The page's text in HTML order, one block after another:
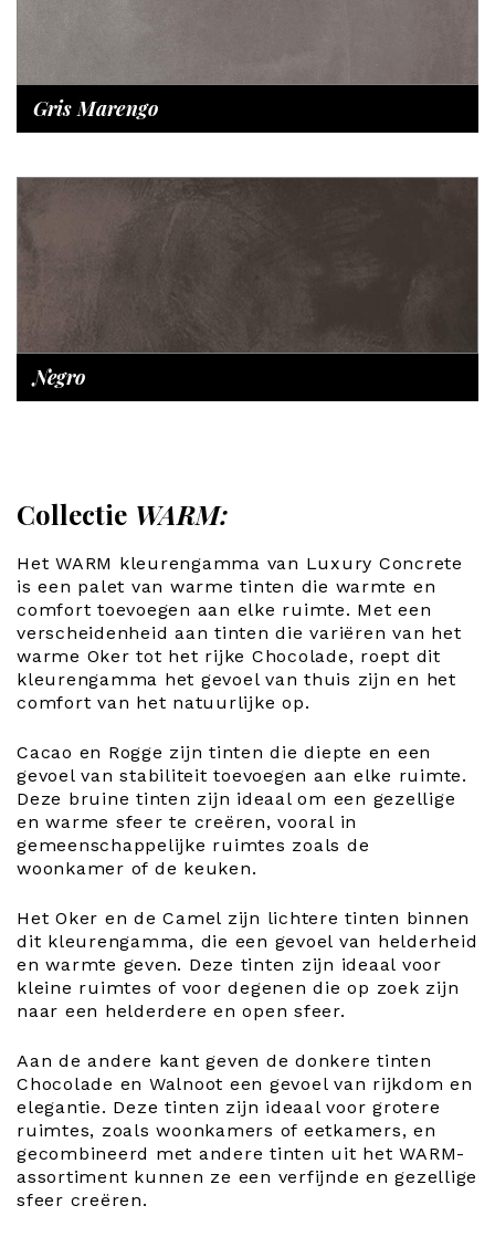
Gris Marengo
Negro
Collectie WARM:
Het WARM kleurengamma van Luxury Concrete
is een palet van warme tinten die warmte en
comfort toevoegen aan elke ruimte. Met een
verscheidenheid aan tinten die variëren van het
warme Oker tot het rijke Chocolade, roept dit
kleurengamma het gevoel van thuis zijn en het
comfort van het natuurlijke op.
Cacao en Rogge zijn tinten die diepte en een
gevoel van stabiliteit toevoegen aan elke ruimte.
Deze bruine tinten zijn ideaal om een gezellige
en warme sfeer te creëren, vooral in
gemeenschappelijke ruimtes zoals de
woonkamer of de keuken.
Het Oker en de Camel zijn lichtere tinten binnen
dit kleurengamma, die een gevoel van helderheid
en warmte geven. Deze tinten zijn ideaal voor
kleine ruimtes of voor degenen die op zoek zijn
naar een helderdere en open sfeer.
Aan de andere kant geven de donkere tinten
Chocolade en Walnoot een gevoel van rijkdom en
elegantie. Deze tinten zijn ideaal voor grotere
ruimtes, zoals woonkamers of eetkamers, en
gecombineerd met andere tinten uit het WARM-
assortiment kunnen ze een verfijnde en gezellige
sfeer creëren.